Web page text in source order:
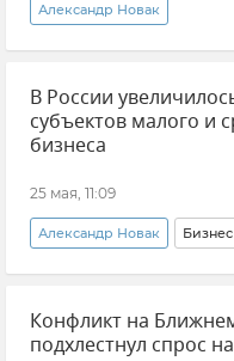
Александр Новак
Азовское транспортное
Михаил Мишустин
Новые регионы России
Ремонт дорог в Херсонской
В России
субъектов малого и
бизнеса
25 мая, 11:09
Александр Новак Бизнес
Правительство России
Предпринимательство
Конфликт на
подхлестнул спрос